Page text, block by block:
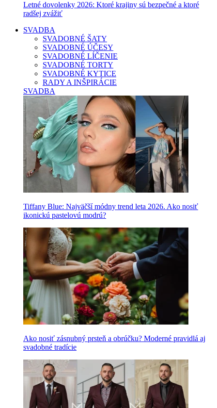
Letné dovolenky 2026: Ktoré krajiny sú bezpečné a ktoré
radšej zvážiť
SVADBA
SVADOBNÉ ŠATY
SVADOBNÉ ÚČESY
SVADOBNÉ LÍČENIE
SVADOBNÉ TORTY
SVADOBNÉ KYTICE
RADY A INŠPIRÁCIE
SVADBA
Tiffany Blue: Najväčší módny trend leta 2026. Ako nosiť
ikonickú pastelovú modrú?
Ako nosiť zásnubný prsteň a obrúčku? Moderné pravidlá aj
svadobné tradície